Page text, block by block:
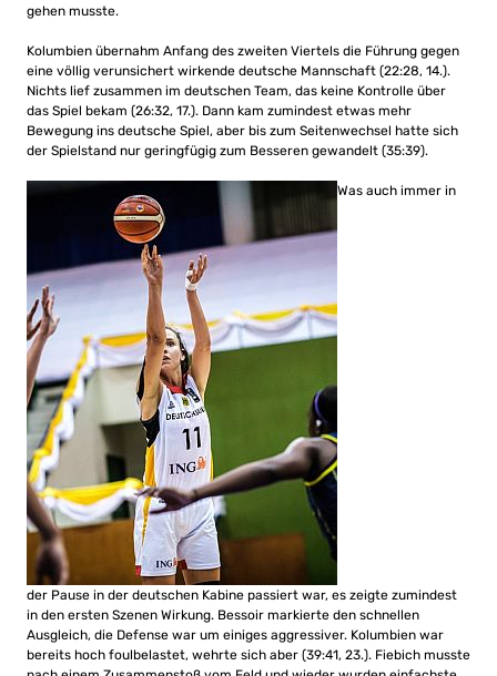
gehen musste.
Kolumbien übernahm Anfang des zweiten Viertels die Führung gegen
eine völlig verunsichert wirkende deutsche Mannschaft (22:28, 14.).
Nichts lief zusammen im deutschen Team, das keine Kontrolle über
das Spiel bekam (26:32, 17.). Dann kam zumindest etwas mehr
Bewegung ins deutsche Spiel, aber bis zum Seitenwechsel hatte sich
der Spielstand nur geringfügig zum Besseren gewandelt (35:39).
Was auch immer in
der Pause in der deutschen Kabine passiert war, es zeigte zumindest
in den ersten Szenen Wirkung. Bessoir markierte den schnellen
Ausgleich, die Defense war um einiges aggressiver. Kolumbien war
bereits hoch foulbelastet, wehrte sich aber (39:41, 23.). Fiebich musste